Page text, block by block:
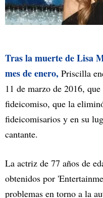
Tras la muerte de Lisa
mes de enero, Priscilla
11 de marzo de 2016,
fideicomiso, que la
fideicomisarios y en su
cantante.
La actriz de 77 años de
obtenidos por
problemas en torno a la